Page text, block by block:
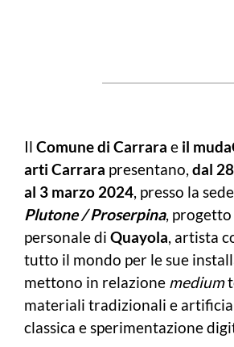
Il Comune di Carrara e il
arti Carrara presentano, dal
al 3 marzo 2024, presso la
Plutone / Proserpina,
personale di Quayola, artista
tutto il mondo per le sue
mettono in relazione medium
materiali tradizionali e
classica e sperimentazione